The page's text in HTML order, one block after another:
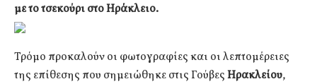
με το τσεκούρι στο Ηράκλειο.
Τρόμο προκαλούν οι φωτογραφίες και οι λεπτομέρειες
της επίθεσης που σημειώθηκε στις ΓούβεςΗρακλείου,